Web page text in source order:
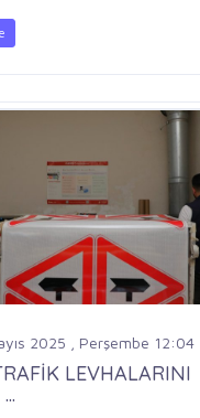
2025 , Perşembe 12:04
LEVHALARINI